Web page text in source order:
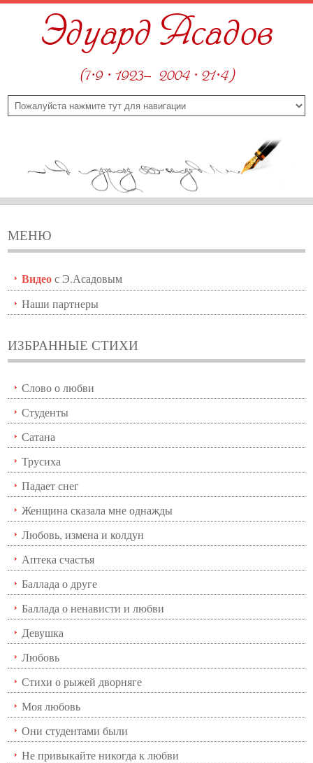
Эдуард Асадов
(7·9 · 1923—2004 · 21·4)
МЕНЮ
Видеос Э.Асадовым
Наши партнеры
ИЗБРАННЫЕ СТИХИ
Слово о любви
Студенты
Сатана
Трусиха
Падает снег
Женщина сказала мне однажды
Любовь, измена и колдун
Аптека счастья
Баллада о друге
Баллада о ненависти и любви
Девушка
Любовь
Стихи о рыжей дворняге
Моя любовь
Они студентами были
Не привыкайте никогда к любви